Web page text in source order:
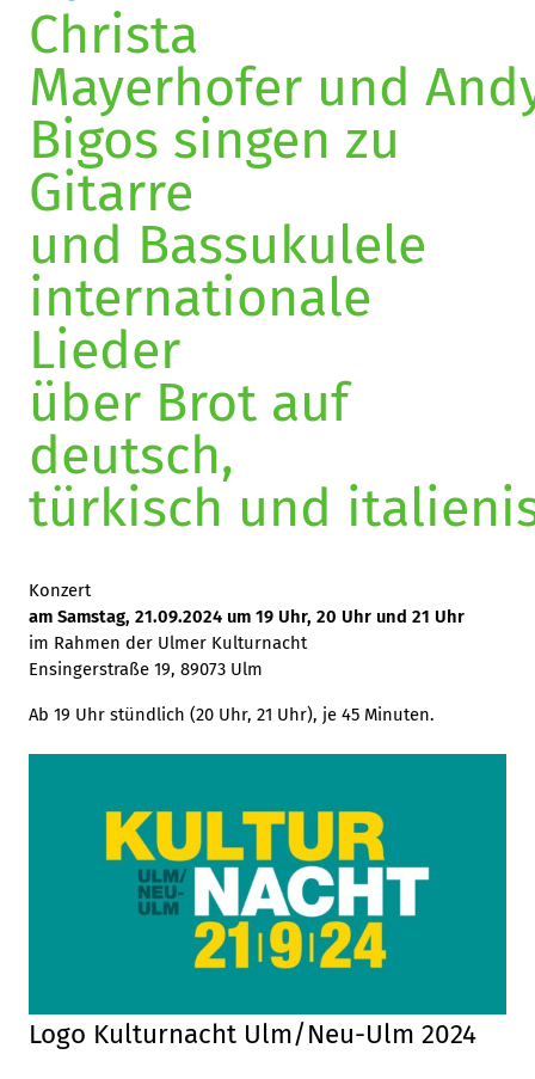
Christa
Mayerhofer und
Bigos singen zu
Gitarre
und Bassukulele
internationale
Lieder
über Brot auf
deutsch,
türkisch und
Konzert
am Samstag, 21.09.2024 um 19 Uhr, 20 Uhr und 21 Uhr
im Rahmen der Ulmer Kulturnacht
Ensingerstraße 19, 89073 Ulm
Ab 19 Uhr stündlich (20 Uhr, 21 Uhr), je 45 Minuten.
Logo Kulturnacht Ulm/Neu-Ulm 2024